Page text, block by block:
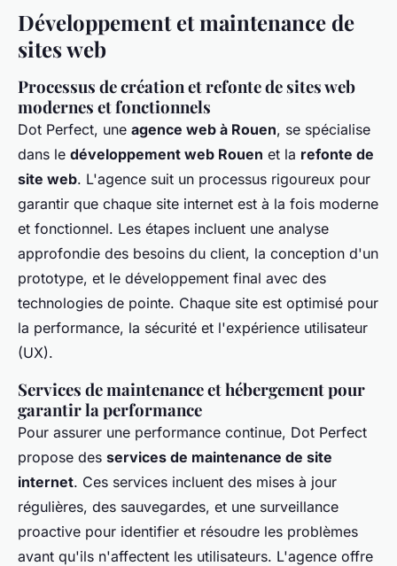
Développement et maintenance de
sites web
Processus de création et refonte de sites web
modernes et fonctionnels
Dot Perfect, une agence web à Rouen, se spécialise
dans le développement web Rouen et la refonte de
site web. L'agence suit un processus rigoureux pour
garantir que chaque site internet est à la fois moderne
et fonctionnel. Les étapes incluent une analyse
approfondie des besoins du client, la conception d'un
prototype, et le développement final avec des
technologies de pointe. Chaque site est optimisé pour
la performance, la sécurité et l'expérience utilisateur
(UX).
Services de maintenance et hébergement pour
garantir la performance
Pour assurer une performance continue, Dot Perfect
propose des services de maintenance de site
internet. Ces services incluent des mises à jour
régulières, des sauvegardes, et une surveillance
proactive pour identifier et résoudre les problèmes
avant qu'ils n'affectent les utilisateurs. L'agence offre